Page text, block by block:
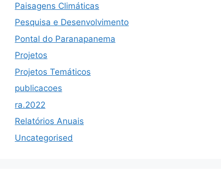
Paisagens Climáticas
Pesquisa e Desenvolvimento
Pontal do Paranapanema
Projetos
Projetos Temáticos
publicacoes
ra.2022
Relatórios Anuais
Uncategorised